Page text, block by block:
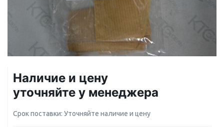
Наличие и цену
уточняйте у менеджера
Срок поставки: Уточняйте наличие и цену